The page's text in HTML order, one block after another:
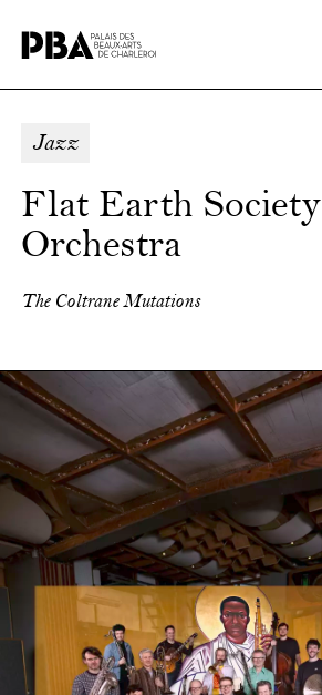
beaux-
de
Charleroi
Jazz
Flat Earth Society
Orchestra
The Coltrane Mutations